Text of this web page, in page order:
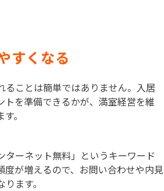
すくなる
ることは簡単ではありません。入居
を準備できるかが、満室経営を維
。
ーネット無料」というキーワード
が増えるので、お問い合わせや内見
ます。